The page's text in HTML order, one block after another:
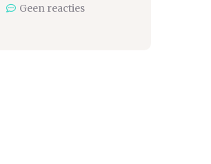
Geen reacties